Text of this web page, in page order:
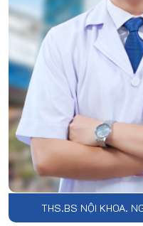
THS.BS NỘI KHOA.